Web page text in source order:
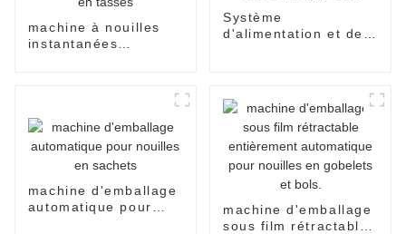
machine à nouilles
instantanées
Système
d'alimentation et de
machine d'emballage
automatique pour
machine d'emballage
sous film rétractable